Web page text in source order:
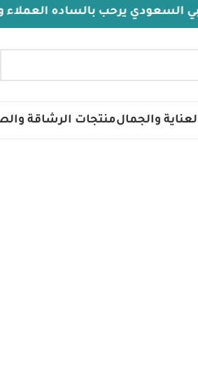
يرحب بالساده العملاء
والجمالمنتجات الرشاقة